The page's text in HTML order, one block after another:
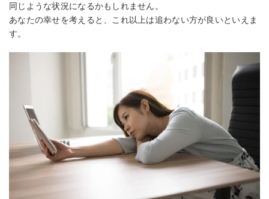
同じような状況になるかもしれません。
あなたの幸せを考えると、これ以上は追わない方が良いといえま
す。